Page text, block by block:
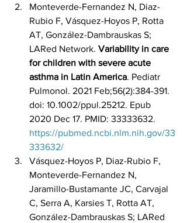
Monteverde-Fernandez N, Diaz-
Rubio F, Vásquez-Hoyos P, Rotta
AT, González-Dambrauskas S;
LARed Network. Variability in care
for children with severe acute
asthma in Latin America. Pediatr
Pulmonol. 2021 Feb;56(2):384-391.
doi: 10.1002/ppul.25212. Epub
2020 Dec 17. PMID: 33333632.
https://pubmed.ncbi.nlm.nih.gov/33
333632/
Vásquez-Hoyos P, Diaz-Rubio F,
Monteverde-Fernandez N,
Jaramillo-Bustamante JC, Carvajal
C, Serra A, Karsies T, Rotta AT,
González-Dambrauskas S; LARed